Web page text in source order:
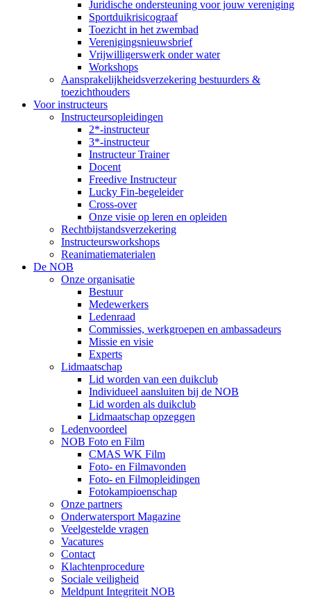
Juridische ondersteuning voor jouw vereniging
Sportduikrisicograaf
Toezicht in het zwembad
Verenigingsnieuwsbrief
Vrijwilligerswerk onder water
Workshops
Aansprakelijkheidsverzekering bestuurders &
toezichthouders
Voor instructeurs
Instructeursopleidingen
2*-instructeur
3*-instructeur
Instructeur Trainer
Docent
Freedive Instructeur
Lucky Fin-begeleider
Cross-over
Onze visie op leren en opleiden
Rechtbijstandsverzekering
Instructeursworkshops
Reanimatiematerialen
De NOB
Onze organisatie
Bestuur
Medewerkers
Ledenraad
Commissies, werkgroepen en ambassadeurs
Missie en visie
Experts
Lidmaatschap
Lid worden van een duikclub
Individueel aansluiten bij de NOB
Lid worden als duikclub
Lidmaatschap opzeggen
Ledenvoordeel
NOB Foto en Film
CMAS WK Film
Foto- en Filmavonden
Foto- en Filmopleidingen
Fotokampioenschap
Onze partners
Onderwatersport Magazine
Veelgestelde vragen
Vacatures
Contact
Klachtenprocedure
Sociale veiligheid
Meldpunt Integriteit NOB